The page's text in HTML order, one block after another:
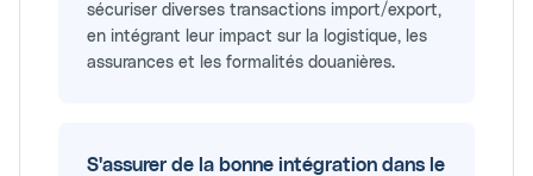
sécuriser diverses transactions import/export,
en intégrant leur impact sur la logistique, les
assurances et les formalités douanières.
S'assurer de la bonne intégration dans le